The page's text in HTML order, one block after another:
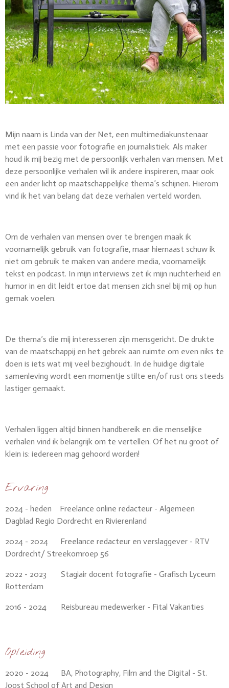
Mijn naam is Linda van der Net, een multimediakunstenaar
met een passie voor fotografie en journalistiek. Als maker
houd ik mij bezig met de persoonlijk verhalen van mensen. Met
deze persoonlijke verhalen wil ik andere inspireren, maar ook
een ander licht op maatschappelijke thema’s schijnen. Hierom
vind ik het van belang dat deze verhalen verteld worden.
Om de verhalen van mensen over te brengen maak ik
voornamelijk gebruik van fotografie, maar hiernaast schuw ik
niet om gebruik te maken van andere media, voornamelijk
tekst en podcast. In mijn interviews zet ik mijn nuchterheid en
humor in en dit leidt ertoe dat mensen zich snel bij mij op hun
gemak voelen.
De thema’s die mij interesseren zijn mensgericht. De drukte
van de maatschappij en het gebrek aan ruimte om even niks te
doen is iets wat mij veel bezighoudt. In de huidige digitale
samenleving wordt een momentje stilte en/of rust ons steeds
lastiger gemaakt.
Verhalen liggen altijd binnen handbereik en die menselijke
verhalen vind ik belangrijk om te vertellen. Of het nu groot of
klein is: iedereen mag gehoord worden!
Ervaring
2024 - heden Freelance online redacteur - Algemeen
Dagblad Regio Dordrecht en Rivierenland
2024 - 2024 Freelance redacteur en verslaggever - RTV
Dordrecht/ Streekomroep 56
2022 - 2023 Stagiair docent fotografie - Grafisch Lyceum
Rotterdam
2016 - 2024 Reisbureau medewerker - Fital Vakanties
Opleiding
2020 - 2024 BA, Photography, Film and the Digital - St.
Joost School of Art and Design